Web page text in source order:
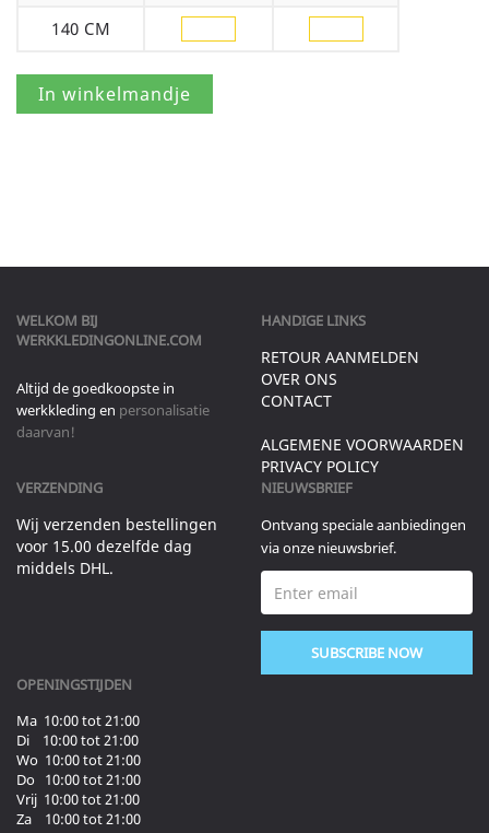
140 CM
WELKOM BIJ
WERKKLEDINGONLINE.COM
Altijd de goedkoopste in
werkkleding en personalisatie
daarvan!
HANDIGE LINKS
RETOUR AANMELDEN
OVER ONS
CONTACT
ALGEMENE VOORWAARDEN
PRIVACY POLICY
VERZENDING
Wij verzenden bestellingen
voor 15.00 dezelfde dag
middels DHL.
NIEUWSBRIEF
Ontvang speciale aanbiedingen
via onze nieuwsbrief.
SUBSCRIBE NOW
OPENINGSTIJDEN
Ma 10:00 tot 21:00
Di 10:00 tot 21:00
Wo 10:00 tot 21:00
Do 10:00 tot 21:00
Vrij 10:00 tot 21:00
Za 10:00 tot 21:00